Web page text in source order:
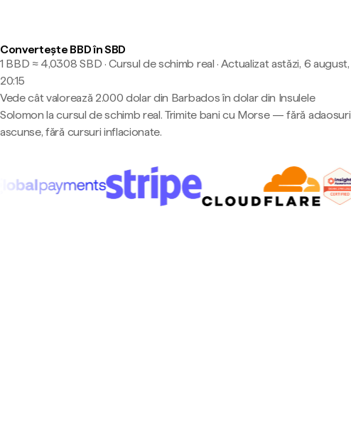
Convertește BBD în SBD
1 BBD ≈ 4,0308 SBD · Cursul de schimb real · Actualizat astăzi, 6 august,
20:15
Vede cât valorează 2.000 dolar din Barbados în dolar din Insulele
Solomon la cursul de schimb real. Trimite bani cu Morse — fără adaosuri
ascunse, fără cursuri inflacionate.